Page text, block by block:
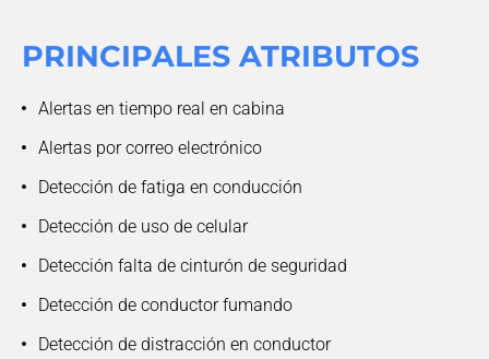
PRINCIPALESATRIBUTOS
Alertas en tiempo real en cabina
Alertas por correo electrónico
Detección de fatiga en conducción
Detección de uso de celular
Detección falta de cinturón de seguridad
Detección de conductor fumando
Detección de distracción en conductor